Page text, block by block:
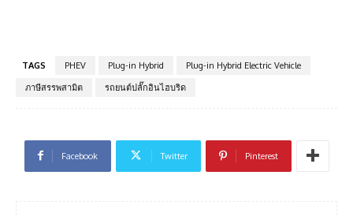
TAGS PHEV Plug-in Hybrid
Plug-in Hybrid Electric Vehicle
ภาษีสรรพสามิต
รถยนต์ปลั๊กอินไฮบริด
Facebook Twitter Pinterest